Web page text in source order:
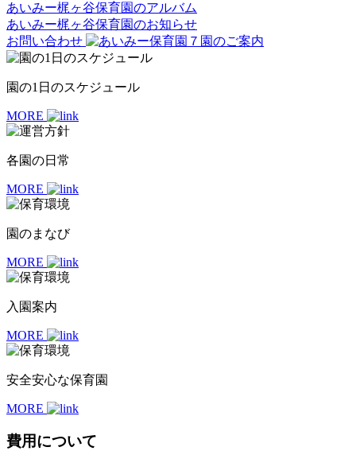
あいみー梶ヶ谷保育園のアルバム
あいみー梶ヶ谷保育園のお知らせ
お問い合わせ
園の1日のスケジュール
MORE
各園の日常
MORE
園のまなび
MORE
入園案内
MORE
安全安心な保育園
MORE
費用について